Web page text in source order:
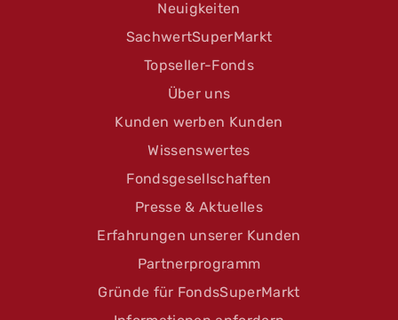
Neuigkeiten
SachwertSuperMarkt
Topseller-Fonds
Über uns
Kunden werben Kunden
Wissenswertes
Fondsgesellschaften
Presse & Aktuelles
Erfahrungen unserer Kunden
Partnerprogramm
Gründe für FondsSuperMarkt